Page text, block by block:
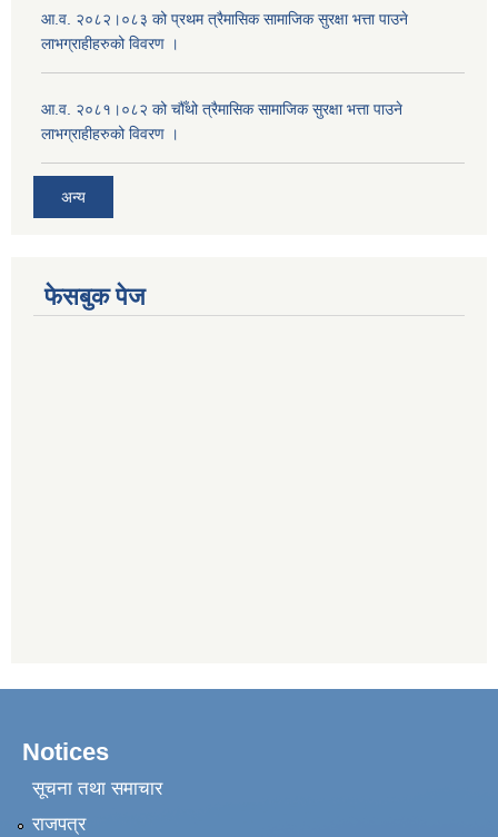
आ.व. २०८२।०८३ को प्रथम त्रैमासिक सामाजिक सुरक्षा भत्ता पाउने
लाभग्राहीहरुको विवरण ।
आ.व. २०८१।०८२ को चौँथो त्रैमासिक सामाजिक सुरक्षा भत्ता पाउने
लाभग्राहीहरुको विवरण ।
अन्य
फेसबुक पेज
Notices
सूचना तथा समाचार
राजपत्र